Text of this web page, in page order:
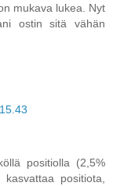
mukava lukea. Nyt
ostin sitä vähän
positiolla (2,5%
positiota,